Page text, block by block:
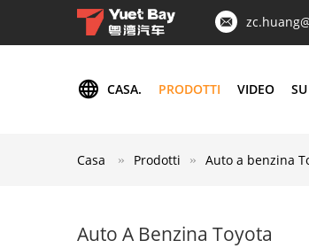
CASA. PRODOTTI VIDEO
Casa Prodotti Auto a benzina
Auto A Benzina Toyota